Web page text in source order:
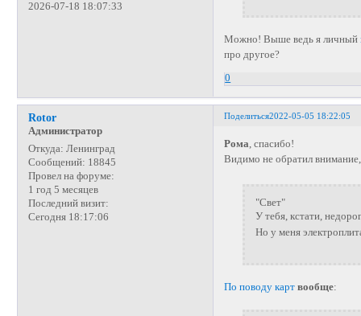
2026-07-18 18:07:33
Можно! Выше ведь я личный
про другое?
0
Поделиться2022-05-05 18:22:05
Rotor
Администратор
Откуда: Ленинград
Сообщений: 18845
Провел на форуме:
1 год 5 месяцев
Последний визит:
Сегодня 18:17:06
Рома, спасибо!
Видимо не обратил
"Свет"
У тебя, кстати,
Но у меня
По поводу карт вообще: